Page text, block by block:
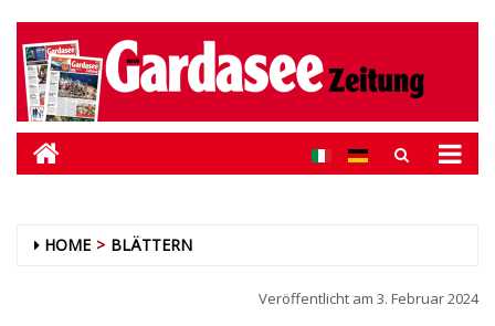
HOME BLÄTTERN
Veröffentlicht am 3. Februar 2024